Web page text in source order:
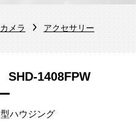
メラ
アクセサリー
1408FPW
ハウジング